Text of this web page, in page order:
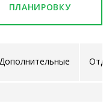
ПЛАНИРОВКУ
Дополнительные